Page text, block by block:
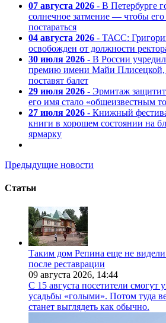
07 августа 2026 - В Петербурге
солнечное затмение — чтобы
постараться
04 августа 2026 - ТАСС:
освобожден от должности
30 июля 2026 - В России
премию имени Майи Плисецкой,
поставят балет
29 июля 2026 - Эрмитаж
его имя стало «общеизвестным
27 июля 2026 - Книжный
книги в хорошем состоянии на
ярмарку
Предыдущие новости
Статьи
Таким дом Репина еще не
после реставрации
09 августа 2026, 14:44
С 15 августа посетители смогут
усадьбы «голыми». Потом туда
станет выглядеть как обычно.